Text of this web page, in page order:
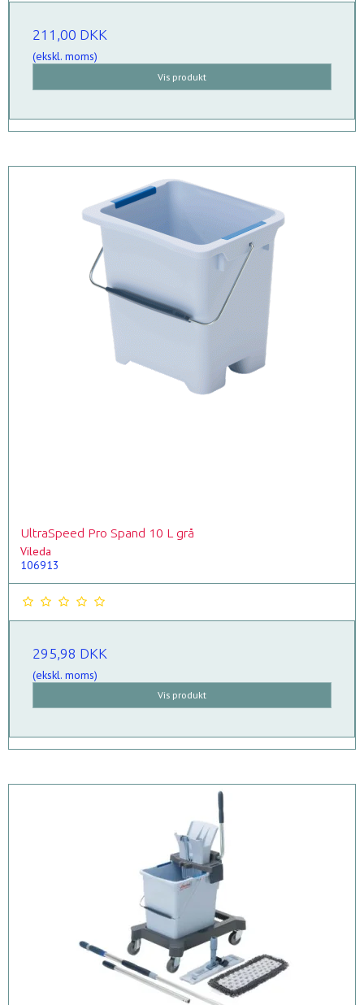
211,00 DKK
(ekskl. moms)
Vis produkt
UltraSpeed Pro Spand 10 L grå
Vileda
106913
295,98 DKK
(ekskl. moms)
Vis produkt